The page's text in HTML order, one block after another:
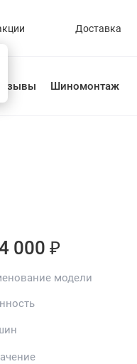
Доставка
Отзывы Шиномонтаж
000 ₽
модели